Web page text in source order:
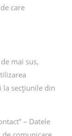
care
mai sus,
la secțiunile din
– Datele